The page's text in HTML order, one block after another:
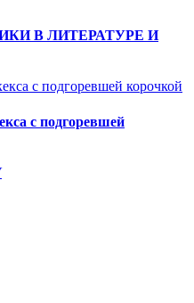
В ЛИТЕРАТУРЕ И
с подгоревшей